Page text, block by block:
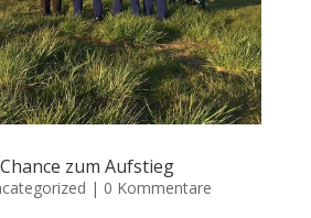
zum Aufstieg
| 0 Kommentare